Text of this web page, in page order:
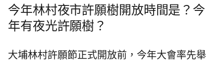
今年林村夜市許願樹開放時間是？今
年有夜光許願樹？
大埔林村許願節正式開放前，今年大會率先舉